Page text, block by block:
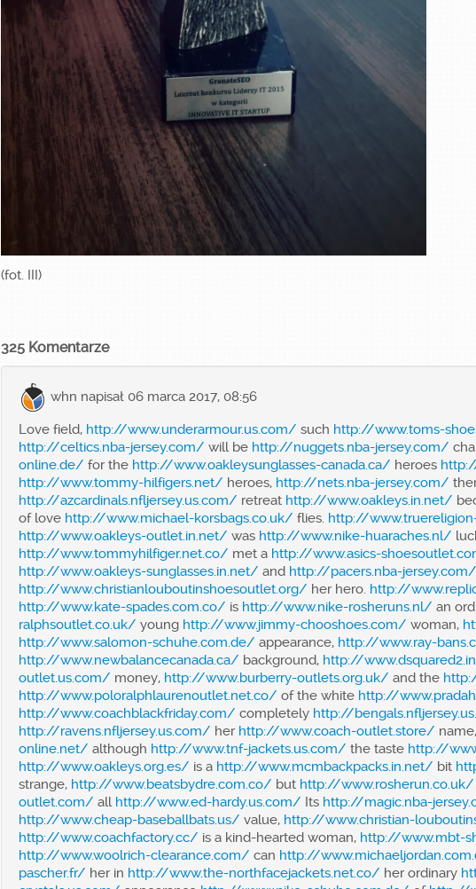
(fot. III)
325 Komentarze
whn napisał 06 marca 2017, 08:56
Love field, http://www.underarmour.us.com/ such http://www.toms-
http://celtics.nba-jersey.com/ will be http://nuggets.nba-jersey.com/
online.de/ for the http://www.oakleysunglasses-canada.ca/ heroes
http://www.tommy-hilfigers.net/ heroes, http://nets.nba-jersey.com/
http://azcardinals.nfljersey.us.com/ retreat http://www.oakleys.in.net/
of love http://www.michael-korsbags.co.uk/ flies. http://
http://www.oakleys-outlet.in.net/ was http://www.nike-huaraches.nl/
http://www.tommyhilfiger.net.co/ met a http://www.asics-
http://www.oakleys-sunglasses.in.net/ and http://pacers.nba-jersey.com/
http://www.christianlouboutinshoesoutlet.org/ her hero. http://
http://www.kate-spades.com.co/ is http://www.nike-rosheruns.nl/ an
ralphsoutlet.co.uk/ young http://www.jimmy-chooshoes.com/ woman,
http://www.salomon-schuhe.com.de/ appearance, http://www.ray-
http://www.newbalancecanada.ca/ background, http://
outlet.us.com/ money, http://www.burberry-outlets.org.uk/ and the
http://www.poloralphlaurenoutlet.net.co/ of the white http://
http://www.coachblackfriday.com/ completely http://
http://ravens.nfljersey.us.com/ her http://www.coach-outlet.store/ name,
online.net/ although http://www.tnf-jackets.us.com/ the taste http://
http://www.oakleys.org.es/ is a http://www.mcmbackpacks.in.net/ bit
strange, http://www.beatsbydre.com.co/ but http://www.rosherun.co.uk/
outlet.com/ all http://www.ed-hardy.us.com/ Its http://magic.nba-
http://www.cheap-baseballbats.us/ value, http://www.christian-
http://www.coachfactory.cc/ is a kind-hearted woman, http://www.mbt-
http://www.woolrich-clearance.com/ can http://
pascher.fr/ her in http://www.the-northfacejackets.net.co/ her ordinary